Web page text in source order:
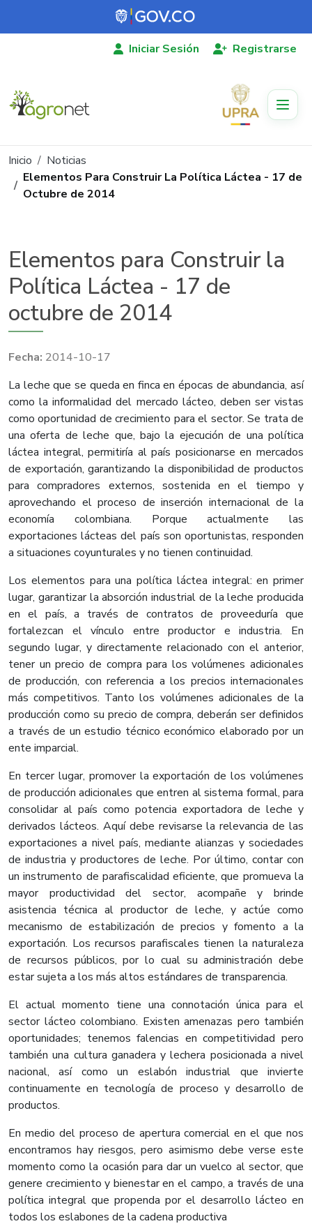
Pasar al contenido principal
Iniciar Sesión Registrarse
Ruta de navegación
Inicio
Noticias
Elementos Para Construir La Política Láctea - 17 de
Octubre de 2014
Elementos para Construir la
Política Láctea - 17 de
octubre de 2014
2014-10-17
​​La leche que se queda en finca en épocas de abundancia, así
como la informalidad del mercado lácteo, deben ser vistas
como oportunidad de crecimiento para el sector. Se trata de
una oferta de leche que, bajo la ejecución de una política
láctea integral, permitiría al país posicionarse en mercados
de exportación, garantizando la disponibilidad de productos
para compradores externos, sostenida en el tiempo y
aprovechando el proceso de inserción internacional de la
economía colombiana. Porque actualmente las
exportaciones lácteas del país son oportunistas, responden
a situaciones coyunturales y no tienen continuidad.
Los elementos para una política láctea integral: en primer
lugar, garantizar la absorción industrial de la leche producida
en el país, a través de contratos de proveeduría que
fortalezcan el vínculo entre productor e industria. En
segundo lugar, y directamente relacionado con el anterior,
tener un precio de compra para los volúmenes adicionales
de producción, con referencia a los precios internacionales
más competitivos. Tanto los volúmenes adicionales de la
producción como su precio de compra, deberán ser definidos
a través de un estudio técnico económico elaborado por un
ente imparcial.
En tercer lugar, promover la exportación de los volúmenes
de producción adicionales que entren al sistema formal, para
consolidar al país como potencia exportadora de leche y
derivados lácteos. Aquí debe revisarse la relevancia de las
exportaciones a nivel país, mediante alianzas y sociedades
de industria y productores de leche. Por último, contar con
un instrumento de parafiscalidad eficiente, que promueva la
mayor productividad del sector, acompañe y brinde
asistencia técnica al productor de leche, y actúe como
mecanismo de estabilización de precios y fomento a la
exportación. Los recursos parafiscales tienen la naturaleza
de recursos públicos, por lo cual su administración debe
estar sujeta a los más altos estándares de transparencia.
El actual momento tiene una connotación única para el
sector lácteo colombiano. Existen amenazas pero también
oportunidades; tenemos falencias en competitividad pero
también una cultura ganadera y lechera posicionada a nivel
nacional, así como un eslabón industrial que invierte
continuamente en tecnología de proceso y desarrollo de
productos.
En medio del proceso de apertura comercial en el que nos
encontramos hay riesgos, pero asimismo debe verse este
momento como la ocasión para dar un vuelco al sector, que
genere crecimiento y bienestar en el campo, a través de una
política integral que propenda por el desarrollo lácteo en
todos los eslabones de la cadena productiva